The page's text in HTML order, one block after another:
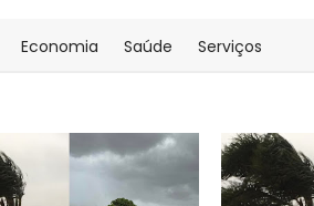
Economia Saúde Serviços